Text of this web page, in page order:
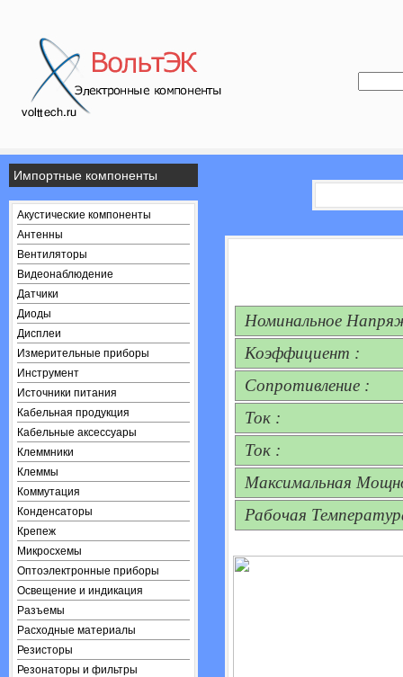
Импортные компоненты
Акустические компоненты
Антенны
Вентиляторы
Видеонаблюдение
Датчики
Диоды
Дисплеи
Измерительные приборы
Инструмент
Источники питания
Кабельная продукция
Кабельные аксессуары
Клеммники
Клеммы
Коммутация
Конденсаторы
Крепеж
Микросхемы
Оптоэлектронные приборы
Освещение и индикация
Разъемы
Расходные материалы
Резисторы
Резонаторы и фильтры
Номинальное
Коэффициент :
Сопротивление :
Ток :
Ток :
Максимальная
Рабочая